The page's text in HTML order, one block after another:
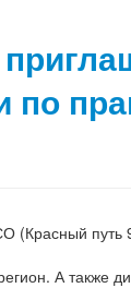
по
(Красный путь
А также